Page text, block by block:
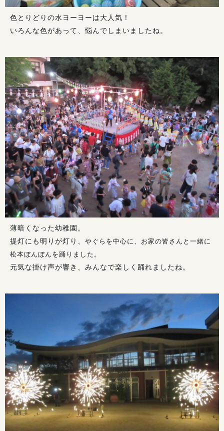
色とりどりの水ヨーヨーは大人気！
いろんな色があって、悩んでしまいましたね。
薄暗くなった幼稚園。
提灯にも明りが灯り、 やぐらを中心に、お家の皆さんと一緒に
松本ぼんぼんを踊りました。
元気な掛け声が響き、みんなで楽しく踊れましたね。